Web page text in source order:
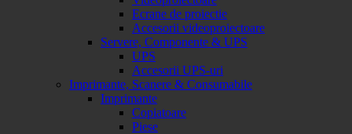
Ecrane de proiectie
Accesorii videoproiectoare
Servere, Componente & UPS
UPS
Accesorii UPS-uri
Imprimante, Scanere & Consumabile
Imprimante
Copiatoare
Piese